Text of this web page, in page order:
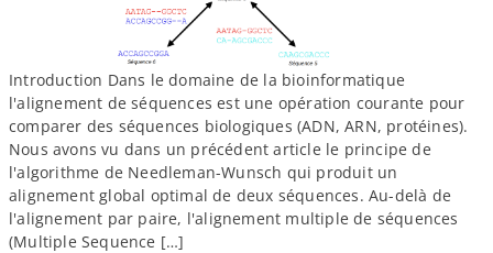
Introduction Dans le domaine de la bioinformatique
l'alignement de séquences est une opération courante pour
comparer des séquences biologiques (ADN, ARN, protéines).
Nous avons vu dans un précédent article le principe de
l'algorithme de Needleman-​Wunsch qui produit un
alignement global optimal de deux séquences. Au-​delà de
l'alignement par paire, l'alignement multiple de séquences
(Multiple Sequence […]